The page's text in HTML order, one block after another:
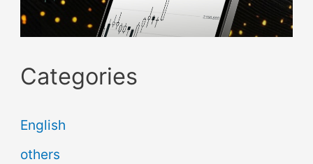
Categories
English
others